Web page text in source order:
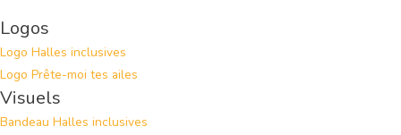
Logos
Logo Halles inclusives
Logo Prête-moi tes ailes
Visuels
Bandeau Halles inclusives